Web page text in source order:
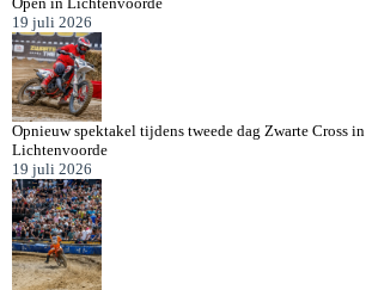
19 juli 2026
Opnieuw spektakel tijdens tweede dag Zwarte Cross in
Lichtenvoorde
19 juli 2026